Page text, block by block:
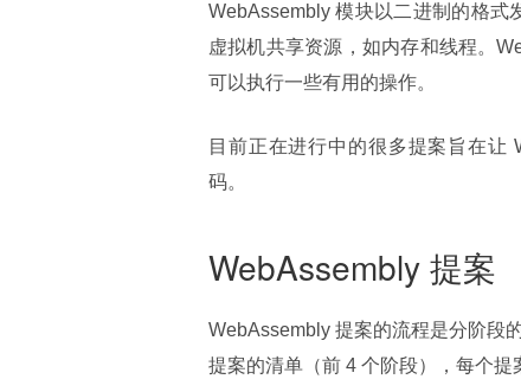
WebAssembly 模块以二进制的格式
虚拟机共享资源，如内存和线程。
可以执行一些有用的操作。
目前正在进行中的很多提案旨在让
码。
WebAssembly 提案
WebAssembly 提案的流程是分阶段
提案的清单（前 4 个阶段），每个提